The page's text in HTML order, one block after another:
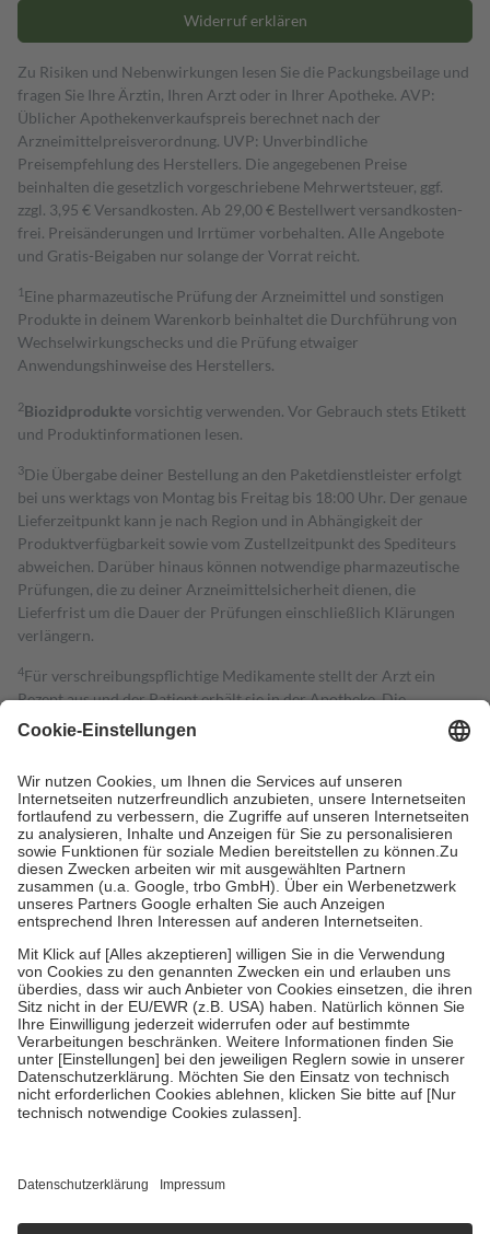
Widerruf erklären
Zu Risiken und Nebenwirkungen lesen Sie die Packungsbeilage und
fragen Sie Ihre Ärztin, Ihren Arzt oder in Ihrer Apotheke. AVP:
Üblicher Apothekenverkaufspreis berechnet nach der
Arzneimittelpreisverordnung. UVP: Unverbindliche
Preisempfehlung des Herstellers. Die angegebenen Preise
beinhalten die gesetzlich vorgeschriebene Mehrwertsteuer, ggf.
zzgl. 3,95 € Versandkosten. Ab 29,00 € Bestell­wert versand­kosten­
frei. Preisänderungen und Irrtümer vorbehalten. Alle Angebote
und Gratis-Beigaben nur solange der Vorrat reicht.
1 Eine pharmazeutische Prüfung der Arzneimittel und sonstigen
Produkte in deinem Warenkorb beinhaltet die Durchführung von
Wechselwirkungschecks und die Prüfung etwaiger
Anwendungshinweise des Herstellers.
2Biozidproduktevorsichtig verwenden. Vor Gebrauch stets Etikett
und Produktinformationen lesen.
3Die Übergabe deiner Bestellung an den Paketdienstleister erfolgt
bei uns werktags von Montag bis Freitag bis 18:00 Uhr. Der genaue
Lieferzeitpunkt kann je nach Region und in Abhängigkeit der
Produktverfügbarkeit sowie vom Zustellzeitpunkt des Spediteurs
abweichen. Darüber hinaus können notwendige pharmazeutische
Prüfungen, die zu deiner Arzneimittelsicherheit dienen, die
Lieferfrist um die Dauer der Prüfungen einschließlich Klärungen
verlängern.
4Für verschreibungspflichtige Medikamente stellt der Arzt ein
Rezept aus und der Patient erhält sie in der Apotheke. Die
gesetzliche Krankenversicherung übernimmt in der Regel die
Kosten dafür, der Versicherte trägt einen Teil davon als Zuzahlung
Grundsätzlich leisten Mitglieder Zuzahlungen in Höhe von zehn
Prozent des Abgabepreises,mindestens jedochfünf Euround
höchstens zehn Euro.Es sind jedoch nie mehr als die tatsächlichen
Kosten der Leistung zu entrichten.
Diese Regeln gelten grundsätzlich auch für Online-Apotheken.
Bei Heilmitteln und häuslicher Krankenpflege beträgt die
Zuzahlung zehn Prozent der Kosten sowie zehn Euro je
Verordnung.
Um das Engagement der Versicherten für ihre eigene Gesundheit zu
stärken und die besondere Stellung der Familie zu unterstützen,
fallenkeine Zuzahlungenan bei:
• Kindern und Jugendlichen bis zum vollendeten 18. Lebensjahr
mit Ausnahme der Fahrkosten
• Untersuchungen zur Vorsorge und Früherkennung, die von der
GKV getragen werden
Einholung von Bewertungen. Trusted Shops hat Maßnahmen